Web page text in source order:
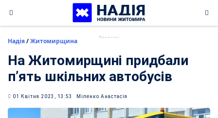
content
Надія/Житомирщина
На Житомирщині придбали
п’ять шкільних автобусів
01 Квітня 2023, 13:53 Міленко Анастасія